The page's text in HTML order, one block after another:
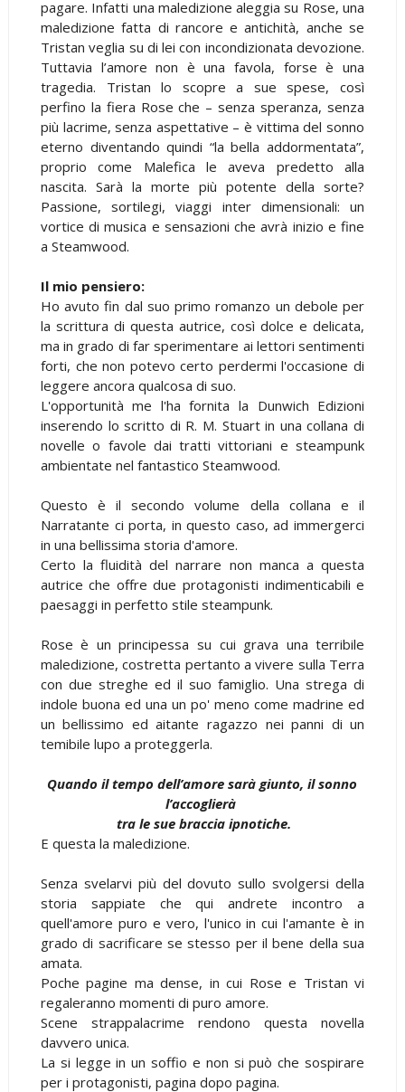
pagare. Infatti una maledizione aleggia su Rose, una
maledizione fatta di rancore e antichità, anche se
Tristan veglia su di lei con incondizionata devozione.
Tuttavia l’amore non è una favola, forse è una
tragedia. Tristan lo scopre a sue spese, così
perfino la fiera Rose che – senza speranza, senza
più lacrime, senza aspettative – è vittima del sonno
eterno diventando quindi “la bella addormentata”,
proprio come Malefica le aveva predetto alla
nascita. Sarà la morte più potente della sorte?
Passione, sortilegi, viaggi inter dimensionali: un
vortice di musica e sensazioni che avrà inizio e fine
a Steamwood.
Il mio pensiero:
Ho avuto fin dal suo primo romanzo un debole per
la scrittura di questa autrice, così dolce e delicata,
ma in grado di far sperimentare ai lettori sentimenti
forti, che non potevo certo perdermi l'occasione di
leggere ancora qualcosa di suo.
L'opportunità me l'ha fornita la Dunwich Edizioni
inserendo lo scritto di R. M. Stuart in una collana di
novelle o favole dai tratti vittoriani e steampunk
ambientate nel fantastico Steamwood.
Questo è il secondo volume della collana e il
Narratante ci porta, in questo caso, ad immergerci
in una bellissima storia d'amore.
Certo la fluidità del narrare non manca a questa
autrice che offre due protagonisti indimenticabili e
paesaggi in perfetto stile steampunk.
Rose è un principessa su cui grava una terribile
maledizione, costretta pertanto a vivere sulla Terra
con due streghe ed il suo famiglio. Una strega di
indole buona ed una un po' meno come madrine ed
un bellissimo ed aitante ragazzo nei panni di un
temibile lupo a proteggerla.
Quando il tempo dell’amore sarà giunto, il sonno
l’accoglierà
tra le sue braccia ipnotiche.
E questa la maledizione.
Senza svelarvi più del dovuto sullo svolgersi della
storia sappiate che qui andrete incontro a
quell'amore puro e vero, l'unico in cui l'amante è in
grado di sacrificare se stesso per il bene della sua
amata.
Poche pagine ma dense, in cui Rose e Tristan vi
regaleranno momenti di puro amore.
Scene strappalacrime rendono questa novella
davvero unica.
La si legge in un soffio e non si può che sospirare
per i protagonisti, pagina dopo pagina.